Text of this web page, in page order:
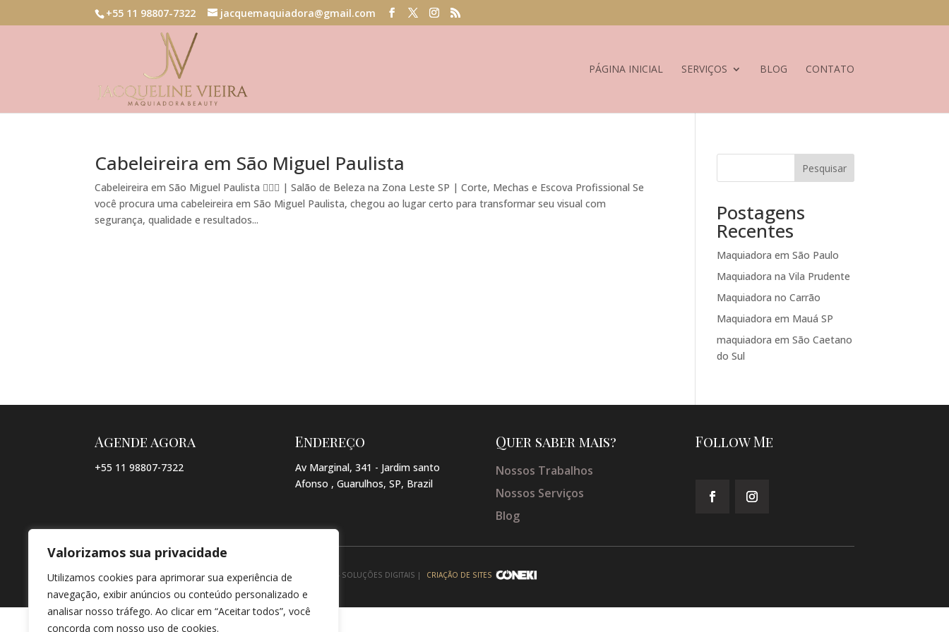
Valorizamos sua privacidade
Utilizamos cookies para aprimorar sua experiência de
navegação, exibir anúncios ou conteúdo personalizado e
analisar nosso tráfego. Ao clicar em “Aceitar todos”, você
concorda com nosso uso de cookies.
+55 11 98807-7322 jacquemaquiadora@gmail.com
PÁGINA INICIAL SERVIÇOS BLOG CONTATO
Cabeleireira em São Miguel Paulista
Cabeleireira em São Miguel Paulista 💇‍♀️✨ | Salão de Beleza na Zona Leste SP | Corte, Mechas e Escova Profissional Se
você procura uma cabeleireira em São Miguel Paulista, chegou ao lugar certo para transformar seu visual com
segurança, qualidade e resultados...
Pesquisar
Postagens
Recentes
Maquiadora em São Paulo
Maquiadora na Vila Prudente
Maquiadora no Carrão
Maquiadora em Mauá SP
maquiadora em São Caetano
do Sul
Agende agora
+55 11 98807-7322
Endereço
Av Marginal, 341 - Jardim santo
Afonso , Guarulhos, SP, Brazil
Quer saber mais?
Nossos Trabalhos
Nossos Serviços
Blog
Follow Me
© COPYRIGHT 2026 → JACQUELINE VIEIRA MAKEUP → POR: CONEKI - SOLUÇÕES DIGITAIS | CRIAÇÃO DE SITES